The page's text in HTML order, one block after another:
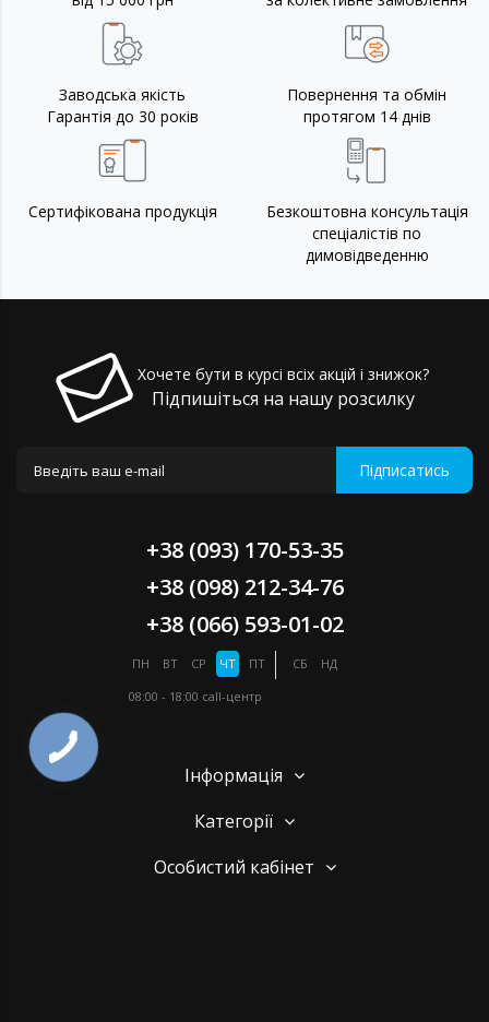
Заводська якість
Гарантія до 30 років
Повернення та обмін
протягом 14 днів
Сертифікована продукція
Безкоштовна консультація
спеціалістів по
димовідведенню
Хочете бути в курсі всіх акцій і знижок?
Підпишіться на нашу розсилку
Підписатись
+38 (093) 170-53-35
+38 (098) 212-34-76
+38 (066) 593-01-02
ПН ВТ СР ЧТ ПТ СБ
НД
08:00 - 18:00 call-центр
Інформація
Категорії
Особистий кабінет